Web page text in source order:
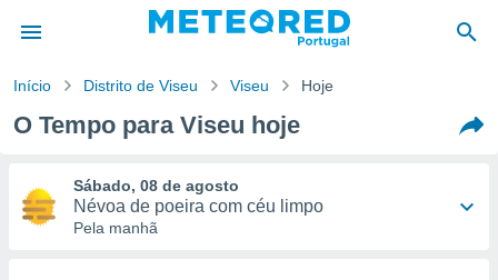
foi
para
Início Distrito de Viseu Viseu Hoje
O Tempo para Viseu hoje
Sábado, 08 de agosto
Névoa de poeira com céu limpo
Pela manhã